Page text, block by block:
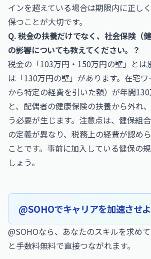
インを超えている場合は期限内に正し
保つことが大切です。
Q. 税金の扶養だけでなく、社会保険（
の影響についても教えてください。？
税金の「103万円・150万円の壁」とは
は「130万円の壁」があります。在宅
から特定の経費を引いた額）が年間
と、配偶者の健康保険の扶養から外れ
う必要が生じます。注意点は、健保組
の定義が異なり、税務上の経費が認め
ことです。事前に加入している健保の
しょう。
@SOHOでキャリアを加速させ
@SOHOなら、あなたのスキルを求め
と手数料無料で直接つながれます。